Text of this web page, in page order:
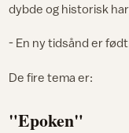
dybde og historisk
- En ny tidsånd er
De fire tema er:
"Epoken"